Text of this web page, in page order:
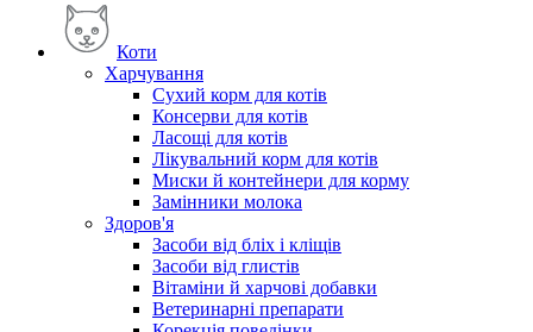
Коти
Харчування
Сухий корм для котів
Консерви для котів
Ласощі для котів
Лікувальний корм для котів
Миски й контейнери для корму
Замінники молока
Здоров'я
Засоби від бліх і кліщів
Засоби від глистів
Вітаміни й харчові добавки
Ветеринарні препарати